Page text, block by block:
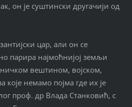
он је суштински другачији од
цар, али он се
парира најмоћнијој земљи
вештином, војском,
које немамо појма где их је
проф. др Влада Станковић, с